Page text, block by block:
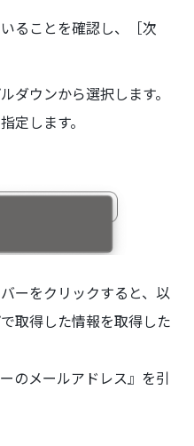
ることを確認し、［次
ダウンから選択します。
定します。
ーをクリックすると、以
取得した情報を取得した
のメールアドレス』を引